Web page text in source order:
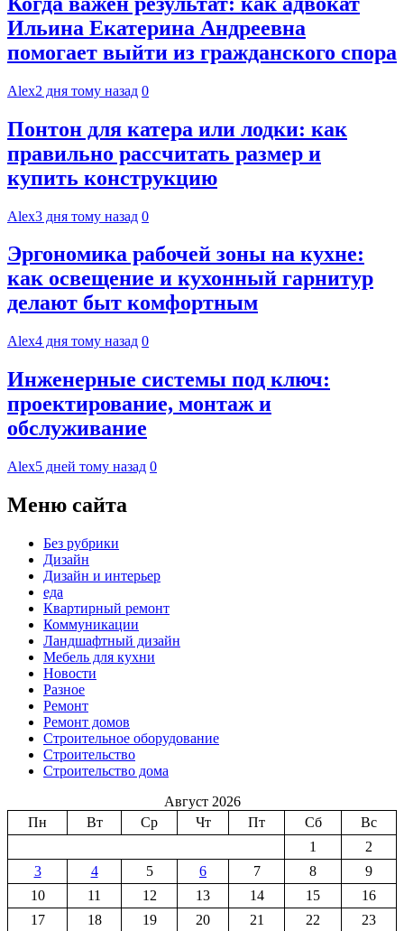
Ильина Екатерина Андреевна
помогает выйти из гражданского спора
Alex2 дня тому назад 0
Понтон для катера или лодки: как
правильно рассчитать размер и
купить конструкцию
Alex3 дня тому назад 0
Эргономика рабочей зоны на кухне:
как освещение и кухонный гарнитур
делают быт комфортным
Alex4 дня тому назад 0
Инженерные системы под ключ:
проектирование, монтаж и
обслуживание
Alex5 дней тому назад 0
Меню сайта
Без рубрики
Дизайн
Дизайн и интерьер
еда
Квартирный ремонт
Коммуникации
Ландшафтный дизайн
Мебель для кухни
Новости
Разное
Ремонт
Ремонт домов
Строительное оборудование
Строительство
Строительство дома
Август 2026
Пн
Вт Ср Чт Пт Сб
Вс
1
2
3
4 5 6 7 8
9
10
11 12 13 14 15
16
17
18 19 20 21 22 23